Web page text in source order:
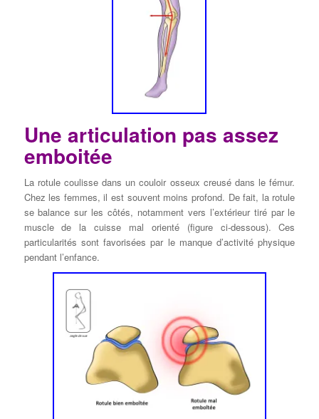
Une articulation pas assez
emboitée
La rotule coulisse dans un couloir osseux creusé dans le fémur.
Chez les femmes, il est souvent moins profond. De fait, la rotule
se balance sur les côtés, notamment vers l’extérieur tiré par le
muscle de la cuisse mal orienté (figure ci-dessous). Ces
particularités sont favorisées par le manque d’activité physique
pendant l’enfance.